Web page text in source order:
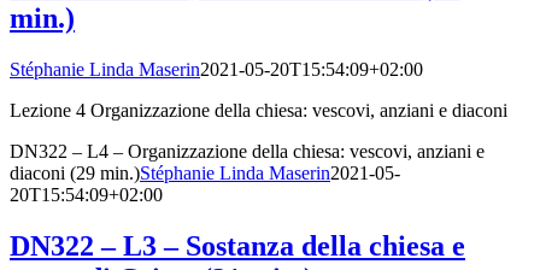
min.)
Stéphanie Linda Maserin2021-05-20T15:54:09+02:00
Lezione 4 Organizzazione della chiesa: vescovi, anziani e diaconi
DN322 – L4 – Organizzazione della chiesa: vescovi, anziani e
diaconi (29 min.)Stéphanie Linda Maserin2021-05-
20T15:54:09+02:00
DN322 – L3 – Sostanza della chiesa e